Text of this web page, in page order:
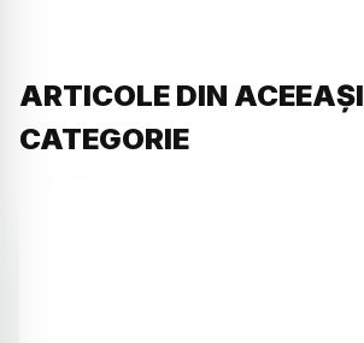
ARTICOLE DIN ACEEAȘI
CATEGORIE